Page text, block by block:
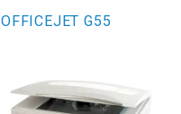
OFFICEJET G55